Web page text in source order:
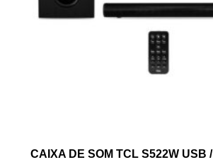
CAIXA DE SOM TCL S522W USB